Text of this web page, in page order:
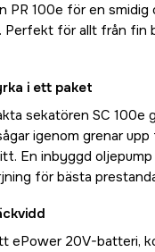
PR 100e för en
Perfekt för allt från fin
i ett paket
sekatören SC 100e
igenom grenar
En inbyggd
för bästa
ePower 20V-batteri,